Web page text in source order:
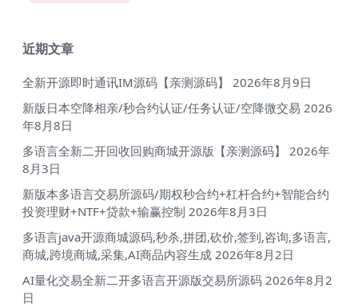
近期文章
全新开源即时通讯IM源码【亲测源码】
2026年8月9日
新版日本空降相亲/秒合约认证/任务认证/空降微交易 2026
年8月8日
多语言全新二开回收回购商城开源版【亲测源码】
2026年
8月3日
新版本多语言交易所源码/期权秒合约+杠杆合约+智能合约
投资理财+NTF+贷款+输赢控制 2026年8月3日
多语言java开源商城源码,秒杀,拼团,砍价,签到,咨询,多语言,
商城,跨境商城,采集,AI商品内容生成 2026年8月2日
AI量化交易全新二开多语言开源版交易所源码 2026年8月2
日